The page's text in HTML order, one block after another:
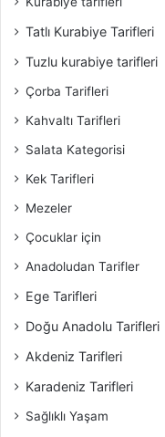
Tatlı Kurabiye Tarifleri
Tuzlu kurabiye tarifleri
Çorba Tarifleri
Kahvaltı Tarifleri
Salata Kategorisi
Kek Tarifleri
Mezeler
Çocuklar için
Anadoludan Tarifler
Ege Tarifleri
Doğu Anadolu Tarifleri
Akdeniz Tarifleri
Karadeniz Tarifleri
Sağlıklı Yaşam